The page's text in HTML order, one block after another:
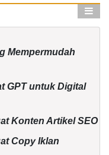
Mempermudah
GPTuntuk Digital
Konten Artikel SEO
Copy Iklan